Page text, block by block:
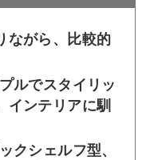
ながら、比較的
ルでスタイリッ
インテリアに馴
クシェルフ型、